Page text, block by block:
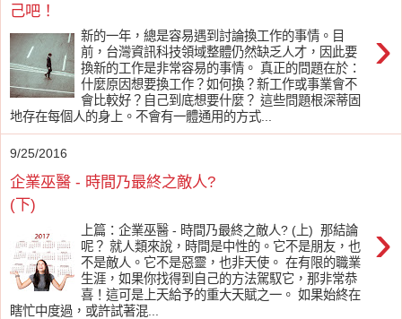
己吧！
›
新的一年，總是容易遇到討論換工作的事情。目
前，台灣資訊科技領域整體仍然缺乏人才，因此要
換新的工作是非常容易的事情。 真正的問題在於：
什麼原因想要換工作？如何換？新工作或事業會不
會比較好？自己到底想要什麼？ 這些問題根深蒂固
地存在每個人的身上。不會有一體通用的方式...
9/25/2016
企業巫醫 - 時間乃最終之敵人?
(下)
›
上篇：企業巫醫 - 時間乃最終之敵人? (上) 那結論
呢？ 就人類來說，時間是中性的。它不是朋友，也
不是敵人。它不是惡靈，也非天使。 在有限的職業
生涯，如果你找得到自己的方法駕馭它，那非常恭
喜！這可是上天給予的重大天賦之一。 如果始終在
瞎忙中度過，或許試著混...